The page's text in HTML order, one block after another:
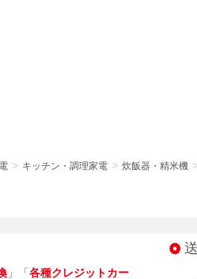
キッチン・調理家電 炊飯器・精米機
」「 各種クレジットカー